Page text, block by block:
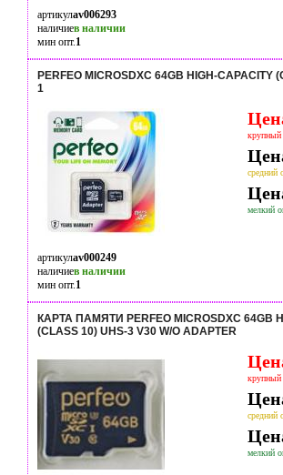
артикулav006293
наличиев наличии
мин опт.1
PERFEO MICROSDXC 64GB HIGH-CAPACITY
1
крупный
средний
мелкий
артикулav000249
наличиев наличии
мин опт.1
КАРТА ПАМЯТИ PERFEO MICROSDXC 64GB
(CLASS 10) UHS-3 V30 W/O ADAPTER
крупный
средний
мелкий